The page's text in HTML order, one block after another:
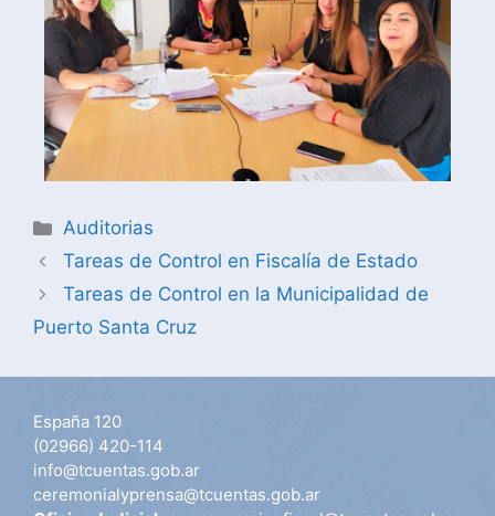
Auditorias
Tareas de Control en Fiscalía de Estado
Tareas de Control en la Municipalidad de
Puerto Santa Cruz
España 120
(02966) 420-114
info@tcuentas.gob.ar
ceremonialyprensa@tcuentas.gob.ar